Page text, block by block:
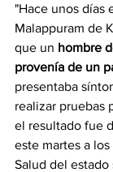
"Hace unos días
Malappuram de
que un hombre
provenía de un
presentaba
realizar pruebas
el resultado fue
este martes a
Salud del estado